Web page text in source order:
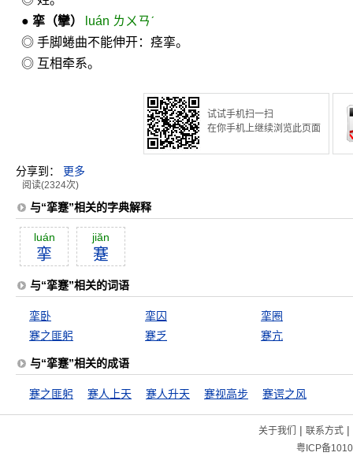
● 挛 （攣）
luán ㄌㄨㄢˊ
◎ 手脚蜷曲不能伸开：痉挛。
◎ 互相牵系。
试试手机扫一扫
在你手机上继续浏览此页面
分享到： 更多
阅读(2324次)
与“挛蹇”相关的字典解释
luán
挛
jiăn
蹇
与“挛蹇”相关的词语
挛卧 挛囚
挛圈
蹇之匪躬
蹇乏 蹇亢
与“挛蹇”相关的成语
蹇之匪躬 蹇人上天 蹇人升天 蹇视高步 蹇谔之风
关于我们 | 联系方式|
粤ICP备